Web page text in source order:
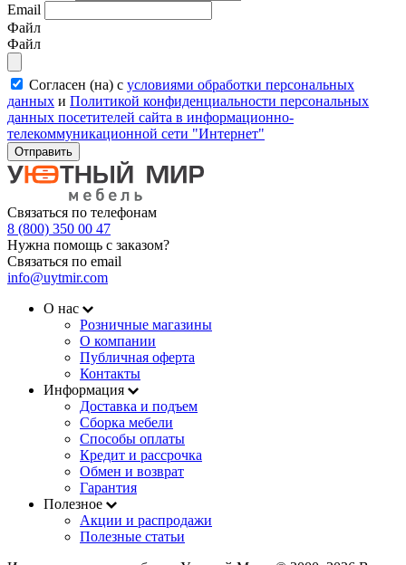
Email
Файл
Файл
Согласен (на) с условиями обработки персональных
данных и Политикой конфиденциальности персональных
данных посетителей сайта в информационно-
телекоммуникационной сети "Интернет"
Отправить
Связаться по телефонам
8 (800) 350 00 47
Нужна помощь с заказом?
Связаться по email
info@uytmir.com
О нас
Розничные магазины
О компании
Публичная оферта
Контакты
Информация
Доставка и подъем
Сборка мебели
Способы оплаты
Кредит и рассрочка
Обмен и возврат
Гарантия
Полезное
Акции и распродажи
Полезные статьи